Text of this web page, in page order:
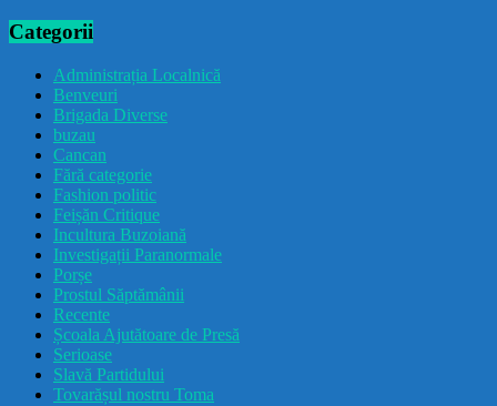
Categorii
Administrația Localnică
Benveuri
Brigada Diverse
buzau
Cancan
Fără categorie
Fashion politic
Feișăn Critique
Incultura Buzoiană
Investigații Paranormale
Porșe
Prostul Săptămânii
Recente
Școala Ajutătoare de Presă
Serioase
Slavă Partidului
Tovarășul nostru Toma